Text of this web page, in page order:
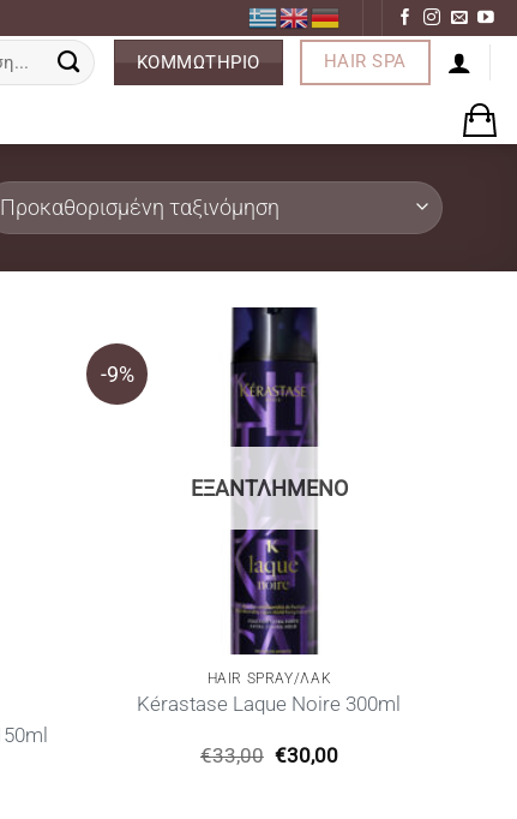
ΚΟΜΜΩΤΗΡΙΟ HAIR SPA
-9%
ΕΞΑΝΤΛΗΜΈΝΟ
HAIR SPRAY/ΛΑΚ
Kérastase Laque Noire 300ml
€33,00 Original
€30,00Η